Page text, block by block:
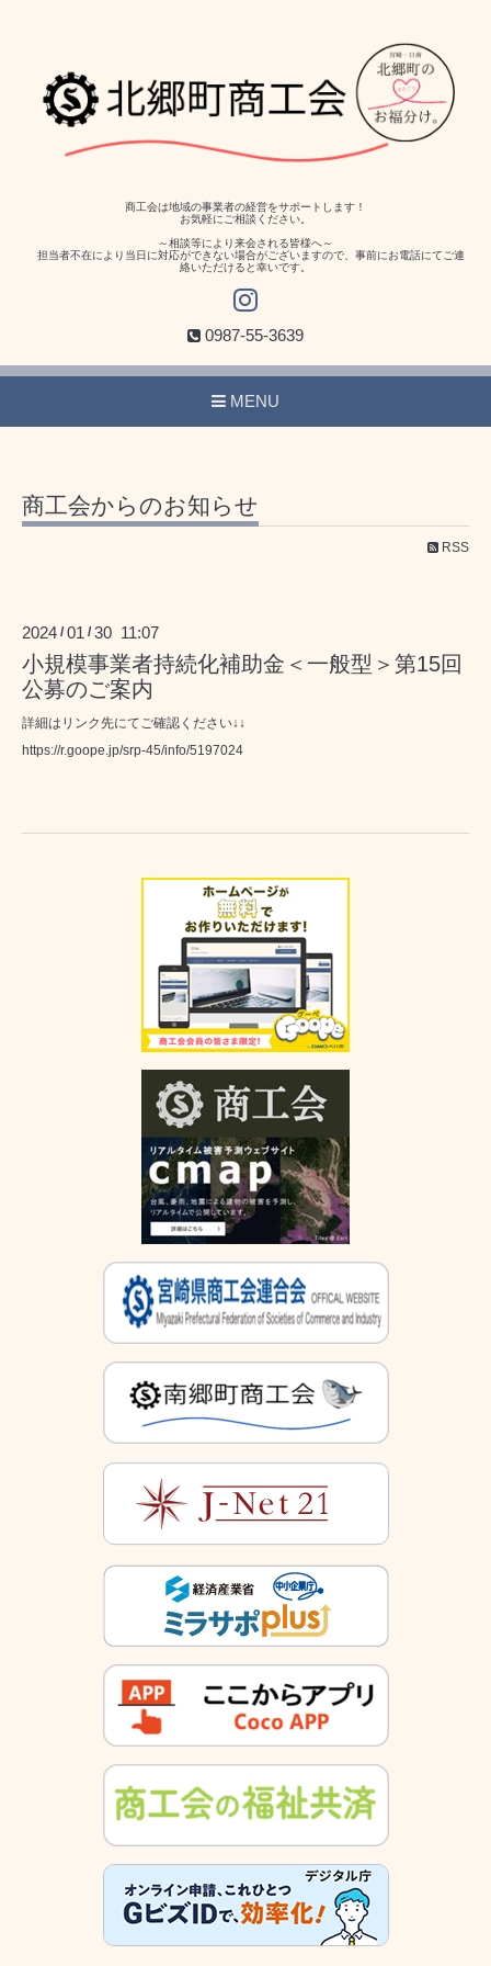
商工会は地域の事業者の経営をサポートします！
お気軽にご相談ください。
～相談等により来会される皆様へ～
担当者不在により当日に対応ができない場合がございますので、事前にお電話にてご連
絡いただけると幸いです。
0987-55-3639
MENU
商工会からのお知らせ
RSS
2024 /01 /30 11:07
小規模事業者持続化補助金＜一般型＞第15回
公募のご案内
詳細はリンク先にてご確認ください↓↓
https://r.goope.jp/srp-45/info/5197024